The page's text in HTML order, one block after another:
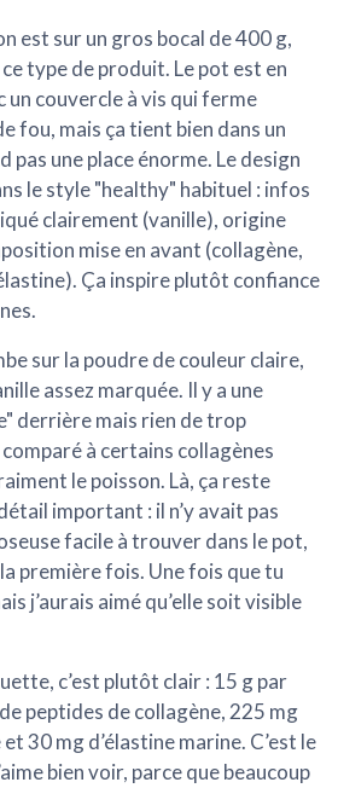
est sur un gros bocal de 400 g,
type de produit. Le pot est en
un couvercle à vis qui ferme
fou, mais ça tient bien dans un
pas une place énorme. Le design
le style "healthy" habituel : infos
clairement (vanille), origine
mise en avant (collagène,
Ça inspire plutôt confiance
sur la poudre de couleur claire,
assez marquée. Il y a une
derrière mais rien de trop
à certains collagènes
le poisson. Là, ça reste
important : il n’y avait pas
facile à trouver dans le pot,
première fois. Une fois que tu
j’aurais aimé qu’elle soit visible
c’est plutôt clair : 15 g par
peptides de collagène, 225 mg
30 mg d’élastine marine. C’est le
bien voir, parce que beaucoup